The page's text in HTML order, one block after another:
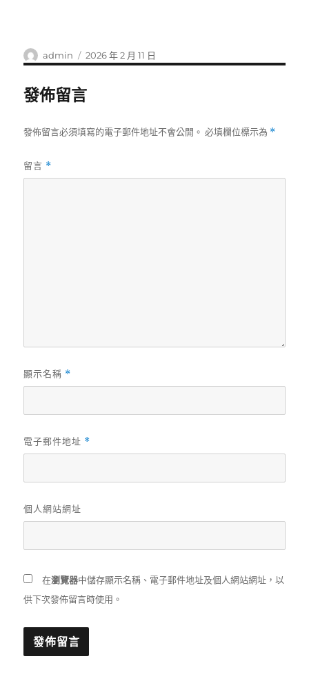
作
者
admin
發
佈
2026 年 2 月 11 日
發佈留言
發佈留言必須填寫的電子郵件地址不會公開。 必填欄位標示為 *
留言 *
顯示名稱 *
電子郵件地址 *
個人網站網址
在瀏覽器中儲存顯示名稱、電子郵件地址及個人網站網址，以
供下次發佈留言時使用。